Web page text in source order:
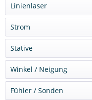
Linienlaser
Strom
Stative
Winkel / Neigung
Fühler / Sonden